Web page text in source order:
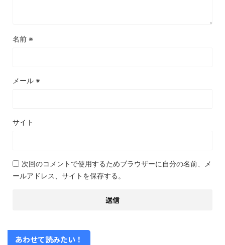
名前 ※
メール ※
サイト
次回のコメントで使用するためブラウザーに自分の名前、メ
ールアドレス、サイトを保存する。
あわせて読みたい！